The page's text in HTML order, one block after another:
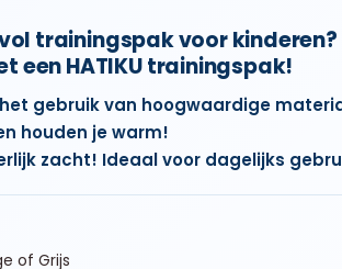
trainingspak voor
een HATIKU trainingspak!
gebruik van hoogwaardige
houden je warm!
zacht! Ideaal voor dagelijks
of Grijs